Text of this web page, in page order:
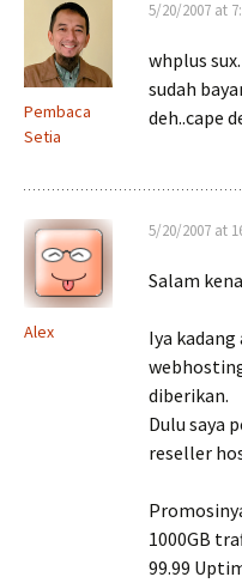
Pembaca
Setia
5/20/2007 at
whplus sux.
sudah
deh..cape
Alex
5/20/2007 at
Salam
Iya
diberikan.
Dulu saya
reseller
1000GB
99.99